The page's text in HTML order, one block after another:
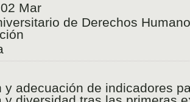
Mar
de Derechos
y adecuación de indicadores